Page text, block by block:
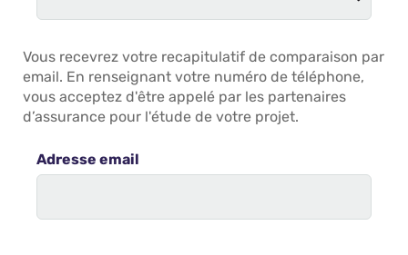
Vous recevrez votre recapitulatif de comparaison par
email. En renseignant votre numéro de téléphone,
vous acceptez d'être appelé par les partenaires
d’assurance pour l'étude de votre projet.
Adresse email